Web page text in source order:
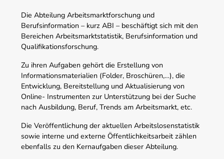
Die Abteilung Arbeitsmarktforschung und
Berufsinformation – kurz ABI – beschäftigt sich mit den
Bereichen Arbeitsmarktstatistik, Berufsinformation und
Qualifikationsforschung.
Zu ihren Aufgaben gehört die Erstellung von
Informationsmaterialien (Folder, Broschüren,…), die
Entwicklung, Bereitstellung und Aktualisierung von
Online- Instrumenten zur Unterstützung bei der Suche
nach Ausbildung, Beruf, Trends am Arbeitsmarkt, etc.
Die Veröffentlichung der aktuellen Arbeitslosenstatistik
sowie interne und externe Öffentlichkeitsarbeit zählen
ebenfalls zu den Kernaufgaben dieser Abteilung.